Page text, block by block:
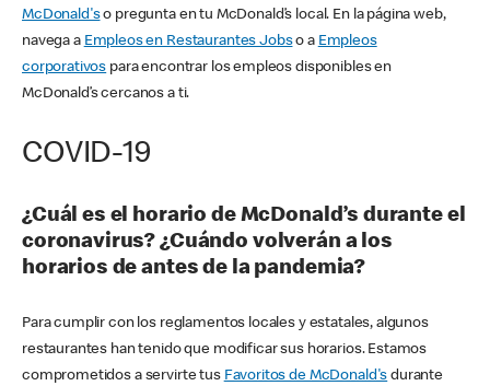
McDonald'so pregunta en tu McDonald’s local. En la página web,
navega a Empleos en Restaurantes Jobso a Empleos
corporativos para encontrar los empleos disponibles en
McDonald’s cercanos a ti.
COVID-19
¿Cuál es el horario de McDonald’s durante el
coronavirus? ¿Cuándo volverán a los
horarios de antes de la pandemia?
Para cumplir con los reglamentos locales y estatales, algunos
restaurantes han tenido que modificar sus horarios. Estamos
comprometidos a servirte tus Favoritos de McDonald's durante